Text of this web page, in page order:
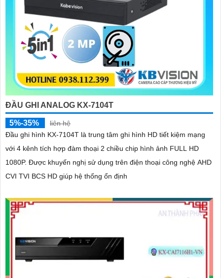
ĐẦU GHI ANALOG KX-7104T
5%-35%
liên hệ
Đầu ghi hình KX-7104T là trung tâm ghi hình HD tiết kiệm mạng
với 4 kênh tích hợp đàm thoại 2 chiều chip hình ảnh FULL HD
1080P. Được khuyến nghị sử dụng trên điện thoại công nghệ AHD
CVI TVI BCS HD giúp hệ thống ổn định